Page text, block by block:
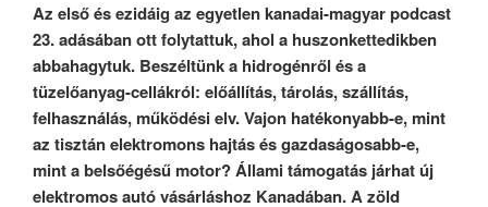
Az első és ezidáig az egyetlen kanadai-magyar podcast
23. adásában ott folytattuk, ahol a huszonkettedikben
abbahagytuk. Beszéltünka hidrogénről és a
tüzelőanyag-cellákról: előállítás, tárolás, szállítás,
felhasználás, működési elv. Vajon hatékonyabb-e, mint
az tisztán elektromons hajtás és gazdaságosabb-e,
mint a belsőégésű motor? Állami támogatás járhat új
elektromos autó vásárláshoz Kanadában. A zöld